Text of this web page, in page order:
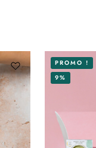
PROMO !
9%